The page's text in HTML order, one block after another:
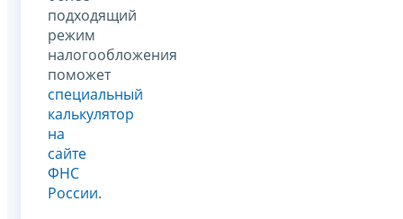
подходящий
режим
налогообложения
поможет
специальный
калькулятор
на
сайте
ФНС
России.